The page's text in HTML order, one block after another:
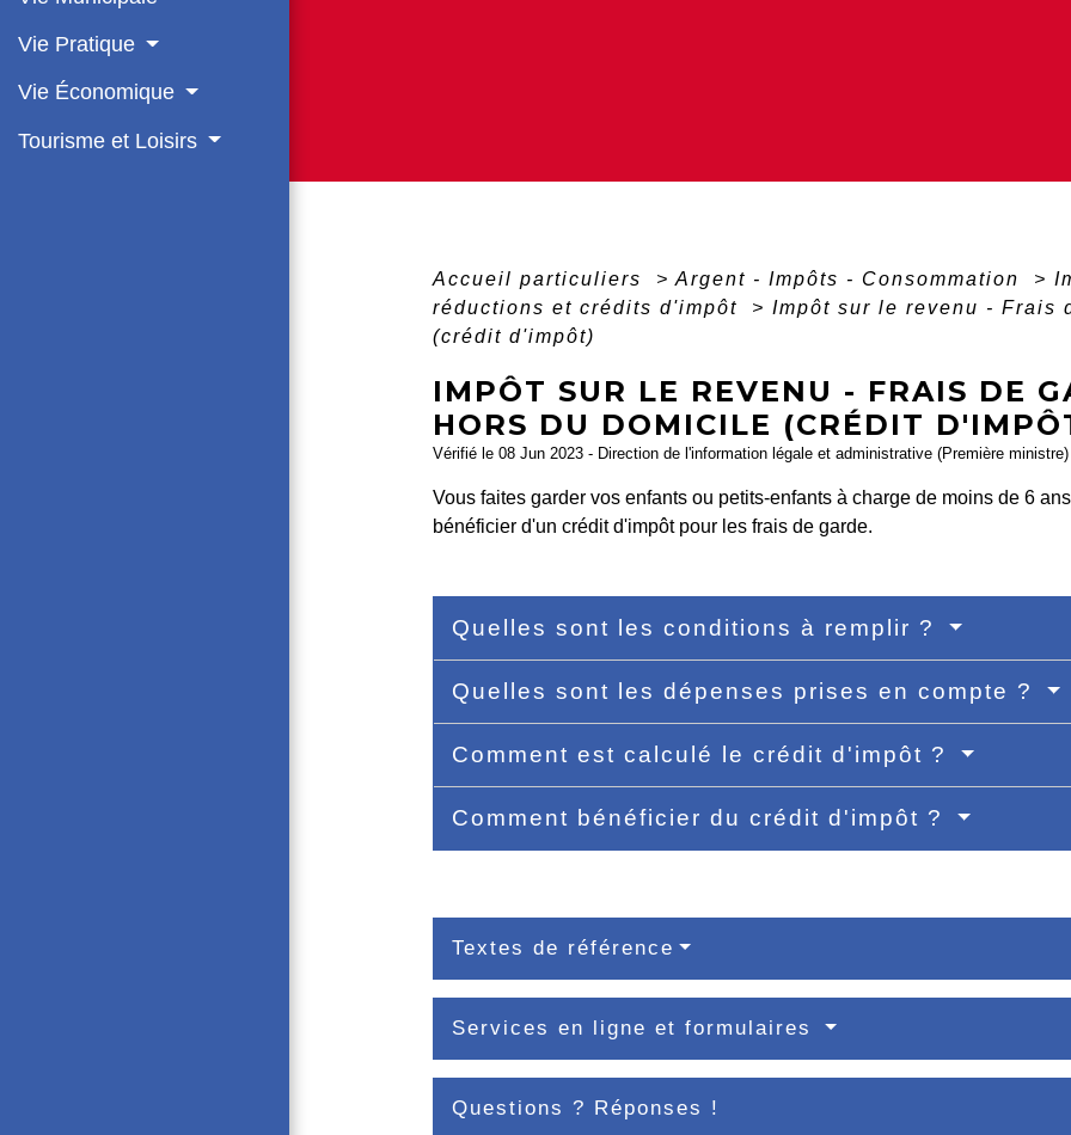
Vie Pratique
Vie Économique
Tourisme et Loisirs
Accueil particuliers > Argent - Impôts - Consommation >
réductions et crédits d'impôt
> Impôt sur le revenu - Frais
(crédit d'impôt)
IMPÔT SUR LE REVENU - FRAIS DE
HORS DU DOMICILE (CRÉDIT
Vérifié le 08 Jun 2023 - Direction de l'information légale et administrative (Première ministre)
Vous faites garder vos enfants ou petits-enfants à charge de moins de 6
bénéficier d'un crédit d'impôt pour les frais de garde.
Quelles sont les conditions à remplir ?
Quelles sont les dépenses prises en compte ?
Comment est calculé le crédit d'impôt ?
Comment bénéficier du crédit d'impôt ?
Textes de référence
Services en ligne et formulaires
Questions ? Réponses !